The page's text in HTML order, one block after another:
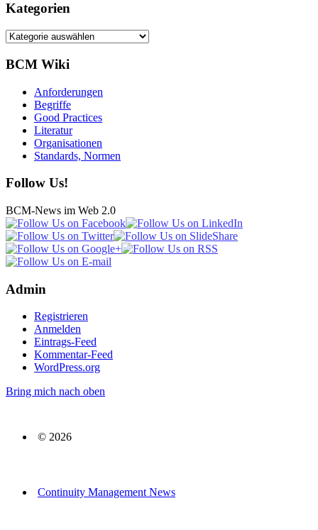
Kategorien
Kategorien
BCM Wiki
Anforderungen
Begriffe
Good Practices
Literatur
Organisationen
Standards, Normen
Follow Us!
BCM-News im Web 2.0
Admin
Registrieren
Anmelden
Eintrags-Feed
Kommentar-Feed
WordPress.org
Bring mich nach oben
© 2026
Continuity Management News